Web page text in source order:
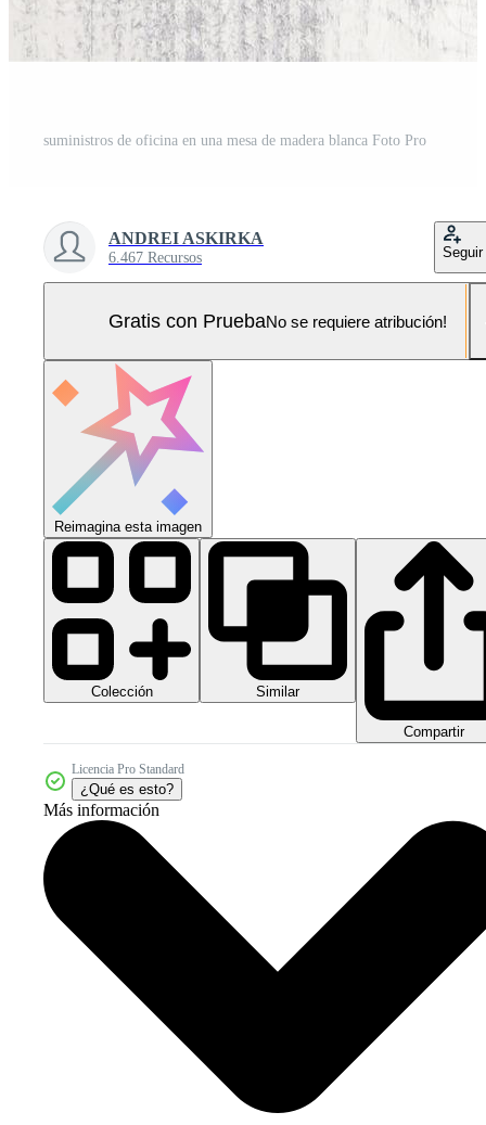
suministros de oficina en una mesa de madera blanca Foto Pro
ANDREI ASKIRKA
6.467 Recursos Seguir
Gratis con PruebaNo se requiere atribución!
Reimagina esta imagen
Colección Similar
Compartir
Licencia Pro Standard
¿Qué es esto?
Más información